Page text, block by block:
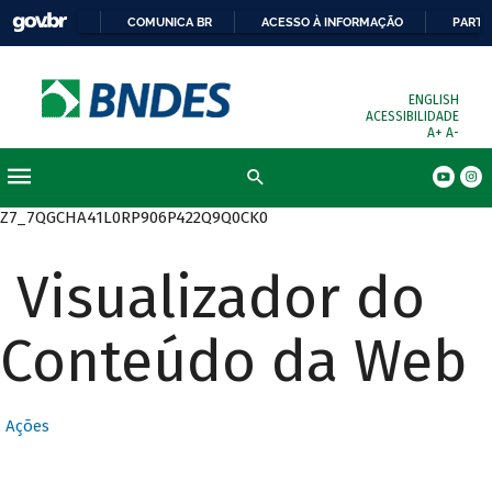
COMUNICA BR ACESSO À INFORMAÇÃO
ENGLISH
ACESSIBILIDADE
A+ A-
Z7_7QGCHA41L0RP906P422Q9Q0CK0
Visualizador do
Conteúdo da Web
Ações